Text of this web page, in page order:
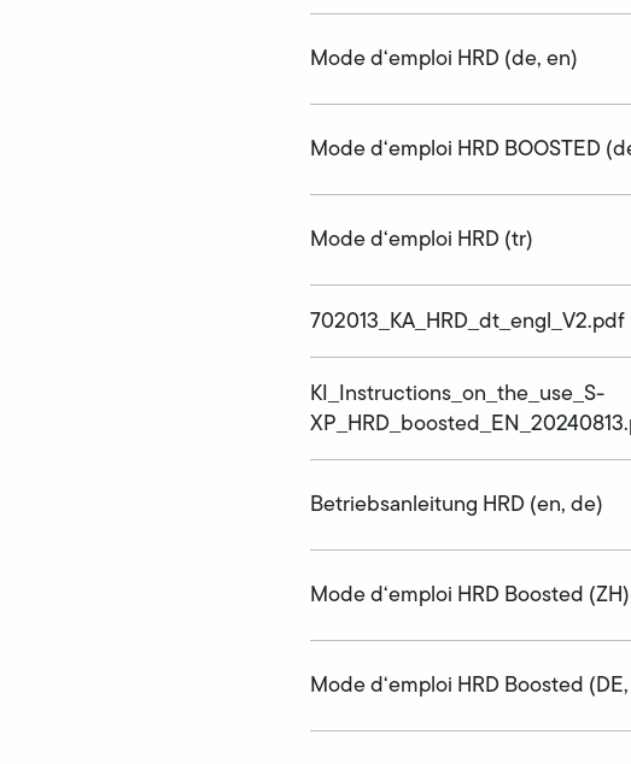
Mode d‘emploi HRD (de, en)
Mode d‘emploi HRD BOOSTED
Mode d‘emploi HRD (tr)
702013_KA_HRD_dt_engl_V2.pdf
KI_Instructions_on_the_use_S-
Betriebsanleitung HRD (en, de)
Mode d‘emploi HRD Boosted (ZH)
Mode d‘emploi HRD Boosted